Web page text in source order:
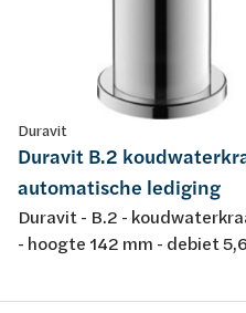
Duravit
Duravit B.2
automatische lediging
Duravit - B.2 -
- hoogte 142 mm - debiet
automatische lediging